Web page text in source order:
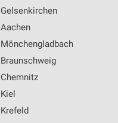
Gelsenkirchen
Aachen
Mönchengladbach
Braunschweig
Chemnitz
Kiel
Krefeld